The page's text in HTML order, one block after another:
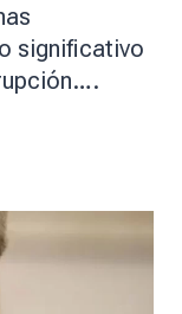
significativo